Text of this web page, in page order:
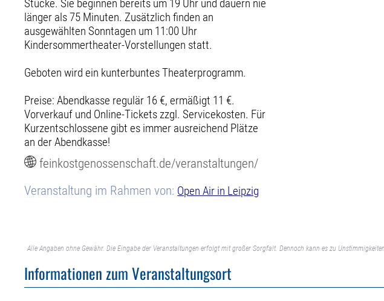
Stücke. Sie beginnen bereits um 19 Uhr und dauern nie
länger als 75 Minuten. Zusätzlich finden an
ausgewählten Sonntagen um 11:00 Uhr
Kindersommertheater-Vorstellungen statt.
Geboten wird ein kunterbuntes Theaterprogramm.
Preise: Abendkasse regulär 16 €, ermäßigt 11 €.
Vorverkauf und Online-Tickets zzgl. Servicekosten. Für
Kurzentschlossene gibt es immer ausreichend Plätze
an der Abendkasse!
feinkostgenossenschaft.de/veranstaltungen/
Veranstaltung im Rahmen von: Open Air in Leipzig
Alle Angaben ohne Gewähr. Die Eingabe der Veranstaltungen erfolgt mit großer Sorgfalt. Dennoch kann es zu
Informationen zum Veranstaltungsort